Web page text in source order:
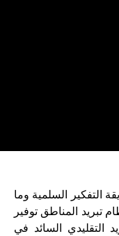
التفكير السلمية وما
المناطق توفير
التقليدي السائد في